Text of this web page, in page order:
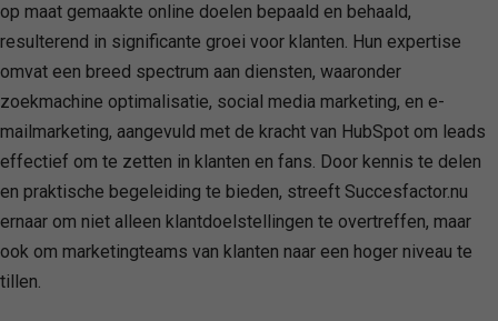
op maat gemaakte online doelen bepaald en behaald,
resulterend in significante groei voor klanten. Hun expertise
omvat een breed spectrum aan diensten, waaronder
zoekmachine optimalisatie, social media marketing, en e-
mailmarketing, aangevuld met de kracht van HubSpot om leads
effectief om te zetten in klanten en fans. Door kennis te delen
en praktische begeleiding te bieden, streeft Succesfactor.nu
ernaar om niet alleen klantdoelstellingen te overtreffen, maar
ook om marketingteams van klanten naar een hoger niveau te
tillen.